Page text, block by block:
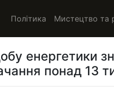
Політика Мистецтво та
енергетики
понад 13